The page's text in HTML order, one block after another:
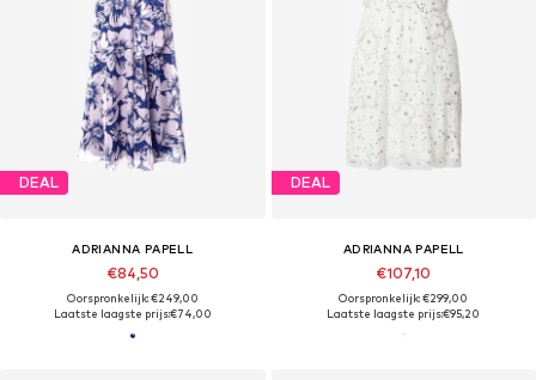
DEAL
ADRIANNA PAPELL
€84,50
Oorspronkelijk: €249,00
Laatste laagste prijs:€74,00
DEAL
ADRIANNA PAPELL
€107,10
Oorspronkelijk: €299,00
Laatste laagste prijs:€95,20